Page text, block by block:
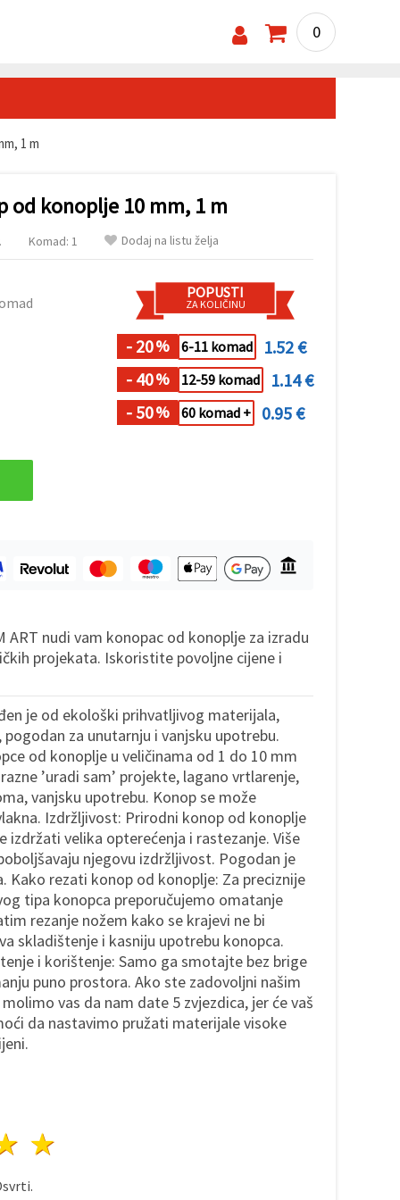
0
1 m
od konoplje 10 mm, 1 m
Komad: 1 Dodaj na listu želja
POPUSTI
ZA KOLIČINU
- 20% 6-11 komad
1.52 €
- 40% 12-59 komad
1.14 €
- 50% 60 komad + 0.95 €
ART nudi vam konopac od konoplje za izradu
projekata. Iskoristite povoljne cijene i
je od ekološki prihvatljivog materijala,
za unutarnju i vanjsku upotrebu.
od konoplje u veličinama od 1 do 10 mm
’uradi sam’ projekte, lagano vrtlarenje,
vanjsku upotrebu. Konop se može
Izdržljivost: Prirodni konop od konoplje
izdržati velika opterećenja i rastezanje. Više
njegovu izdržljivost. Pogodan je
Kako rezati konop od konoplje: Za preciznije
tipa konopca preporučujemo omatanje
rezanje nožem kako se krajevi ne bi
skladištenje i kasniju upotrebu konopca.
i korištenje: Samo ga smotajte bez brige
puno prostora. Ako ste zadovoljni našim
vas da nam date 5 zvjezdica, jer će vaš
da nastavimo pružati materijale visoke
4 zvijezde
zvijezde